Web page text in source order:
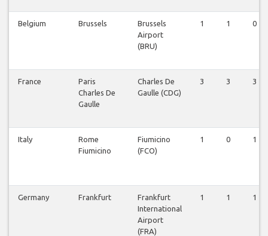
Belgium Brussels
Brussels
Airport
(BRU)
1 1 0
France
Paris
Charles De
Gaulle
Charles De
Gaulle (CDG)
3 3 3
Italy
Rome
Fiumicino
Fiumicino
(FCO)
1 0 1
Germany Frankfurt
Frankfurt
International
Airport
(FRA)
1 1 1